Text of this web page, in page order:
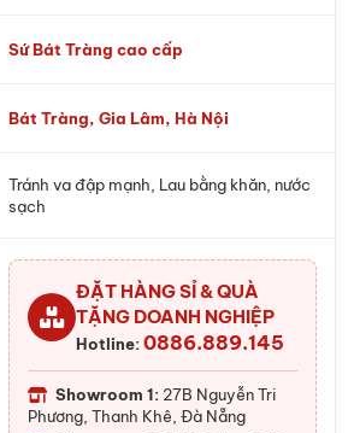
Sứ Bát Tràng cao cấp
Bát Tràng, Gia Lâm, Hà Nội
Tránh va đập mạnh, Lau bằng khăn, nước
sạch
ĐẶT HÀNG SỈ & QUÀ
TẶNG DOANH NGHIỆP
Hotline:0886.889.145
Showroom 1: 27B Nguyễn Tri
Phương, Thanh Khê, Đà Nẵng